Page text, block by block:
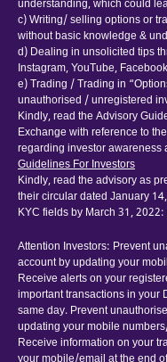
understanding, which could
c) Writing/ selling options or
without basic knowledge &
d) Dealing in unsolicited tips
Instagram, YouTube,
e) Trading / Trading in
unauthorised / unregistered
Kindly, read the Advisory
Exchange with reference to
regarding investor awareness
Guidelines For Investors
Kindly, read the advisory as
their circular dated January
KYC fields by March 31, 2022:
Attention Investors: Prevent
account by updating your
Receive alerts on your
important transactions in your
same day. Prevent
updating your mobile
Receive information on your